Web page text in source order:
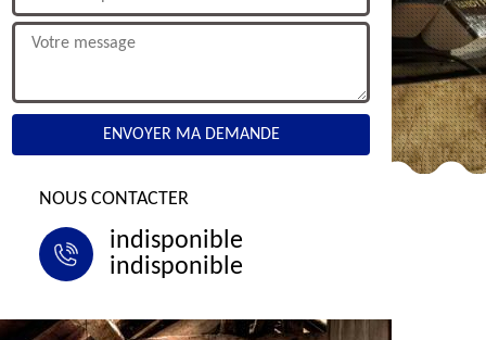
NOUS CONTACTER
indisponible
indisponible